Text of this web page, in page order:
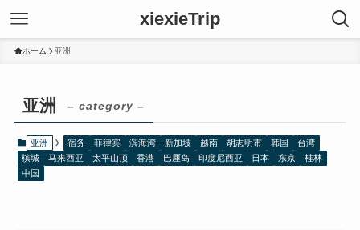
xiexieTrip
ホーム 亚洲
亚洲 – category –
亚洲 宿务 菲律宾 滨海湾 新加坡 越南 胡志明市 韩国
台湾
槟城
马来西亚 太平山顶 香港 巴厘岛 印度尼西亚 日本 东京
桂林
中国